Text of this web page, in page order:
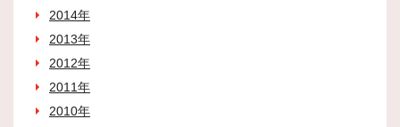
2014年
2013年
2012年
2011年
2010年